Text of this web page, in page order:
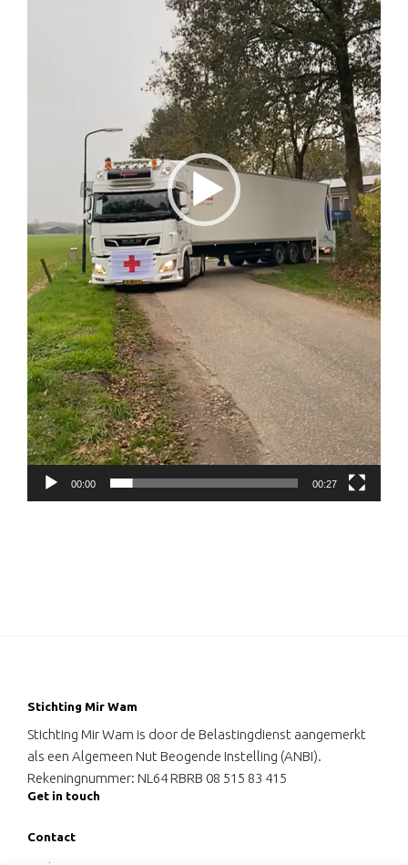
00:00 00:27
Stichting Mir Wam
Stichting Mir Wam is door de Belastingdienst aangemerkt
als een Algemeen Nut Beogende Instelling (ANBI).
Rekeningnummer: NL64 RBRB 08 515 83 415
Get in touch
Contact